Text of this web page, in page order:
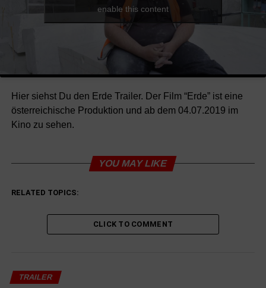
enable this content
Hier siehst Du den Erde Trailer. Der Film “Erde” ist eine
österreichische Produktion und ab dem 04.07.2019 im
Kino zu sehen.
YOU MAY LIKE
RELATED TOPICS:
CLICK TO COMMENT
TRAILER